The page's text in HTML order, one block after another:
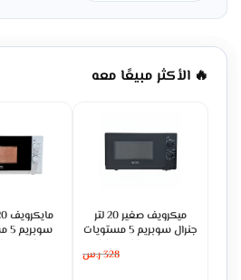
🔥 الأكثر مبيعًا معه
ميكرويف صغير 20 لتر
جنرال سوبريم 5 مستويات
328ر.س
ابيض GSMW20WM